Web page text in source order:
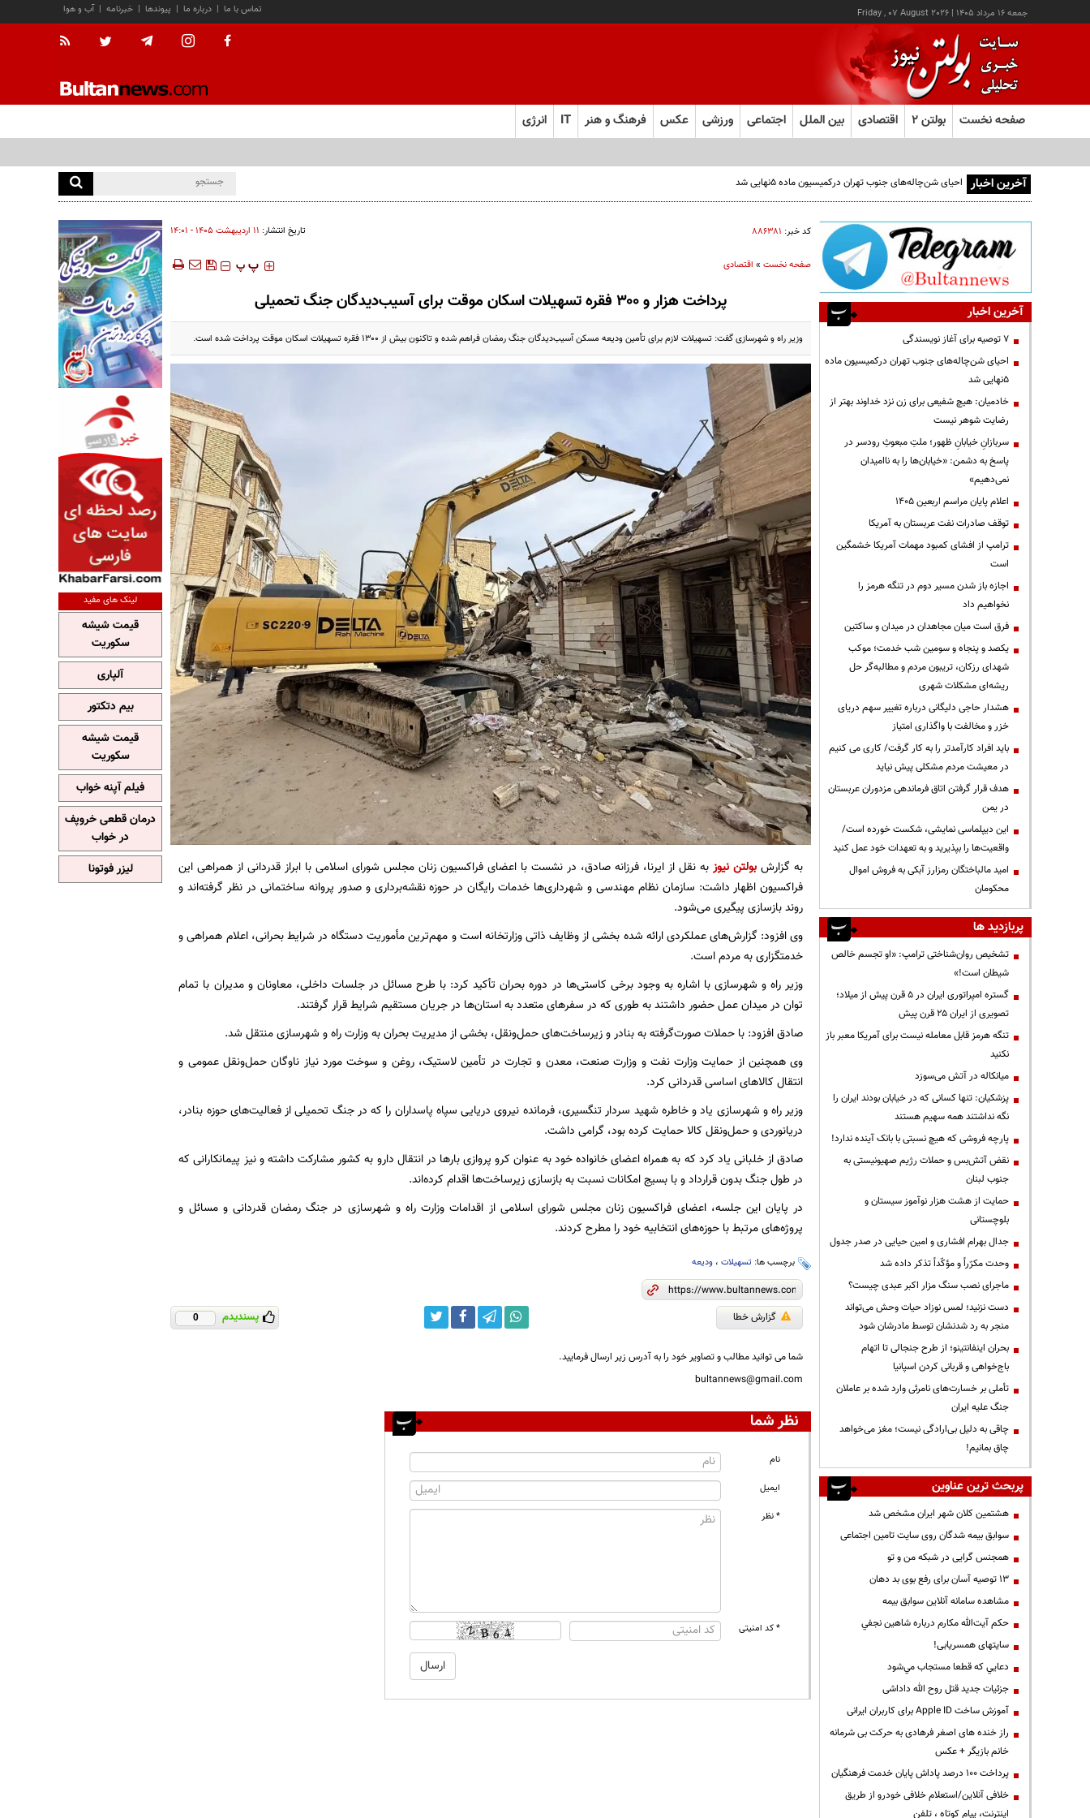
جمعه ۱۶ مرداد ۱۴۰۵ |
Friday , 07 August 2026 آب و هوا | خبرنامه | پیوندها | درباره ما | تماس با ما
صفحه نخست بولتن ۲ اقتصادی بین الملل اجتماعی ورزشی عکس فرهنگ و هنر IT انرژی
آخرین اخبار احیای شن‌چاله‌های جنوب تهران درکمیسیون ماده ۵نهایی شد
کد خبر: ۸۸۶۳۸۱ تاریخ انتشار: ۱۱ ارديبهشت ۱۴۰۵ - ۱۴:۰۱
صفحه نخست» اقتصادی ‍‍‍ پ پ
پرداخت هزار و ۳۰۰ فقره تسهیلات اسکان موقت برای آسیب‌دیدگان جنگ تحمیلی
وزیر راه و شهرسازی گفت: تسهیلات لازم برای تأمین ودیعه مسکن آسیب‌دیدگان جنگ رمضان فراهم شده و تاکنون بیش از ۱۳۰۰ فقره تسهیلات اسکان موقت پرداخت شده است.
به گزارش بولتن نیوزبه نقل از ایرنا، فرزانه صادق، در نشست با اعضای فراکسیون زنان مجلس شورای اسلامی با ابراز قدردانی از همراهی این
فراکسیون اظهار داشت: سازمان نظام مهندسی و شهرداری‌ها خدمات رایگان در حوزه نقشه‌برداری و صدور پروانه ساختمانی در نظر گرفته‌اند و
روند بازسازی پیگیری می‌شود.
وی افزود: گزارش‌های عملکردی ارائه شده بخشی از وظایف ذاتی وزارتخانه است و مهم‌ترین مأموریت دستگاه در شرایط بحرانی، اعلام همراهی و
خدمتگزاری به مردم است.
وزیر راه و شهرسازی با اشاره به وجود برخی کاستی‌ها در دوره بحران تأکید کرد: با طرح مسائل در جلسات داخلی، معاونان و مدیران با تمام
توان در میدان عمل حضور داشتند به طوری که در سفرهای متعدد به استان‌ها در جریان مستقیم شرایط قرار گرفتند.
صادق افزود: با حملات صورت‌گرفته به بنادر و زیرساخت‌های حمل‌ونقل، بخشی از مدیریت بحران به وزارت راه و شهرسازی منتقل شد.
وی همچنین از حمایت وزارت نفت و وزارت صنعت، معدن و تجارت در تأمین لاستیک، روغن و سوخت مورد نیاز ناوگان حمل‌ونقل عمومی و
انتقال کالاهای اساسی قدردانی کرد.
وزیر راه و شهرسازی یاد و خاطره شهید سردار تنگسیری، فرمانده نیروی دریایی سپاه پاسداران را که در جنگ تحمیلی از فعالیت‌های حوزه بنادر،
دریانوردی و حمل‌ونقل کالا حمایت کرده بود، گرامی داشت.
صادق از خلبانی یاد کرد که به همراه اعضای خانواده خود به عنوان کرو پروازی بارها در انتقال دارو به کشور مشارکت داشته و نیز پیمانکارانی که
در طول جنگ بدون قرارداد و با بسیج امکانات نسبت به بازسازی زیرساخت‌ها اقدام کرده‌اند.
در پایان این جلسه، اعضای فراکسیون زنان مجلس شورای اسلامی از اقدامات وزارت راه و شهرسازی در جنگ رمضان قدردانی و مسائل و
پروژه‌های مرتبط با حوزه‌های انتخابیه خود را مطرح کردند.
برچسب ها: تسهیلات، ودیعه
گزارش خطا پسندیدم 0
شما می توانید مطالب و تصاویر خود را به آدرس زیر ارسال فرمایید.
bultannews@gmail.com
نظر شما
نام
ایمیل
* نظر
* کد امنیتی
آخرین اخبار
۷ توصیه برای آغاز نویسندگی
احیای شن‌چاله‌های جنوب تهران درکمیسیون ماده
۵نهایی شد
خادمیان: هیچ شفیعی برای زن نزد خداوند بهتر از
رضایت شوهر نیست
سربازانِ خیابانِ ظهور؛ ملتِ مبعوثِ رودسر در
پاسخ به دشمن: «خیابان‌ها را به ناامیدان
نمی‌دهیم»
اعلام پایان مراسم اربعین ۱۴۰۵
توقف صادرات نفت عربستان به آمریکا
ترامپ از افشای کمبود مهمات آمریکا خشمگین
است
اجازه باز شدن مسیر دوم در تنگه هرمز را
نخواهیم داد
فرق است میان مجاهدان در میدان و ساکتین
یکصد و پنجاه و سومین شب خدمت؛ موکب
شهدای رزکان، تریبون مردم و مطالبه‌گر حل
ریشه‌ای مشکلات شهری
هشدار حاجی دلیگانی درباره تغییر سهم دریای
خزر و مخالفت با واگذاری امتیاز
باید افراد کارآمدتر را به کار گرفت/ کاری می کنیم
در معیشت مردم مشکلی پیش نیاید
هدف قرار گرفتن اتاق‌ فرماندهی مزدوران عربستان
در یمن
این دیپلماسی نمایشی، شکست خورده است/
واقعیت‌ها را بپذیرید و به تعهدات خود عمل کنید
امید مالباختگان رمزارز آبکی به فروش اموال
محکومان
پربازدید ها
تشخیص روان‌شناختی ترامپ: «او تجسم خالص
شیطان است!»
گستره امپراتوری ایران در ۵ قرن پیش از میلاد؛
تصویری از ایران ۲۵ قرن پیش
تنگه هرمز قابل معامله نیست برای آمریکا معبر باز
نکنید
میانکاله در آتش می‌سوزد
پزشکیان: تنها کسانی که در خیابان بودند ایران را
نگه نداشتند همه سهیم هستند
پارچه فروشی که هیچ نسبتی با بانک آینده ندارد!
نقض آتش‌بس و حملات رژیم صهیونیستی به
جنوب لبنان
حمایت از هشت هزار نوآموز سیستان و
بلوچستانی
جدال بهرام افشاری و امین حیایی در صدر جدول
وحدت مکرّراً و مؤکّداً تذکر داده شد
ماجرای نصب سنگ مزار اکبر عبدی چیست؟
دست نزنید؛ لمس نوزاد حیات وحش می‌تواند
منجر به رد شدنشان توسط مادرشان شود
بحران اینفانتینو؛ از طرح جنجالی تا اتهام
باج‌خواهی و قربانی کردن اسپانیا
تأملی بر خسارت‌های نامرئی وارد شده بر عاملان
جنگ علیه ایران
چاقی به دلیل بی‌ارادگی نیست؛ مغز می‌خواهد
چاق بمانیم!
پربحث ترین عناوین
هشتمین کلان شهر ایران مشخص شد
سوابق بیمه شدگان روی سایت تامین اجتماعی
همجنس گرایی در شبکه من و تو
13 توصیه آسان برای رفع بوی بد دهان
مشاهده سامانه آنلاين سوابق بیمه
حكم آيت‌الله مكارم درباره شاهين نجفي
سایتهای همسریابی!
دعايي كه قطعا مستجاب مي‌شود
جزئیات جدید قتل روح الله داداشی
آموزش ساخت Apple ID برای کاربران ایرانی
راز خنده های اصغر فرهادی به حرکت بی شرمانه
خانم بازیگر + عکس
پرداخت ۱۰۰ درصد پاداش پایان خدمت فرهنگیان
خلافی آنلاین/استعلام خلافی خودرو از طریق
اینترنت، پیام کوتاه ، تلفن
لینک های مفید
قیمت شیشه
سکوریت
آلپاری
بیم دتکتور
قیمت شیشه
سکوریت
فیلم آپنه خواب
درمان قطعی خروپف
در خواب
لیزر فوتونا